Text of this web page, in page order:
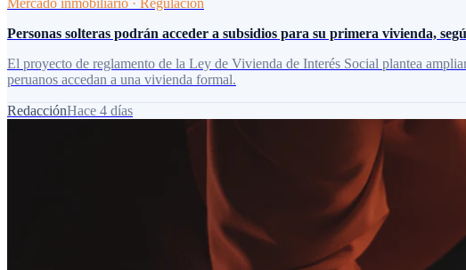
Mercado inmobiliario · Regulación
Personas solteras podrán acceder a subsidios para su primera vivienda,
El proyecto de reglamento de la Ley de Vivienda de Interés Social plantea
peruanos accedan a una vivienda formal.
RedacciónHace 4 días